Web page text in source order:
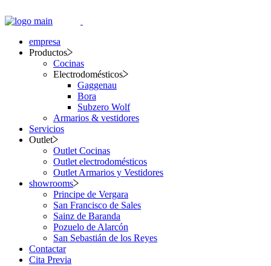
empresa
Productos
Cocinas
Electrodomésticos
Gaggenau
Bora
Subzero Wolf
Armarios & vestidores
Servicios
Outlet
Outlet Cocinas
Outlet electrodomésticos
Outlet Armarios y Vestidores
showrooms
Principe de Vergara
San Francisco de Sales
Sainz de Baranda
Pozuelo de Alarcón
San Sebastián de los Reyes
Contactar
Cita Previa